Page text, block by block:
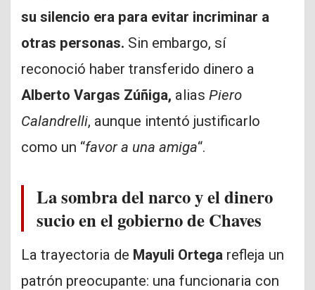
su silencio era para evitar incriminar a
otras personas. Sin embargo, sí
reconoció haber transferido dinero a
Alberto Vargas Zúñiga, alias Piero
Calandrelli, aunque intentó justificarlo
como un “favor a una amiga“.
La sombra del narco y el dinero
sucio en el gobierno de Chaves
La trayectoria de Mayuli Ortega refleja un
patrón preocupante: una funcionaria con